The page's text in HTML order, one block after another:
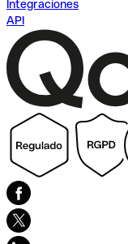
Integraciones
API